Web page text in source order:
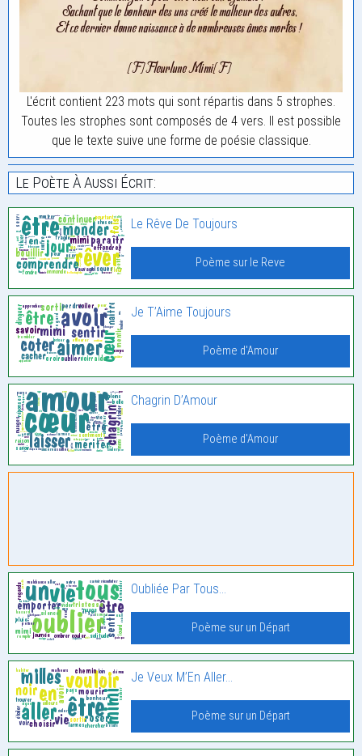
L'écrit contient 223 mots qui sont répartis dans 5 strophes.
Toutes les strophes sont composés de 4 vers. Il est possible
que le texte suive une forme de poésie classique.
Le Poète À Aussi Écrit:
Le Rêve De Toujours
Poème sur le Reve
Je T’Aime Toujours
Poème d'Amour
Chagrin D’Amour
Poème d'Amour
Oubliée Par Tous…
Poème sur un Départ
Je Veux M’En Aller…
Poème sur un Départ